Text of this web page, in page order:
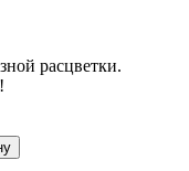
расцветки.